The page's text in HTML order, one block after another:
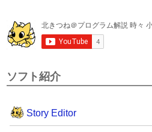
ソフト紹介
Story Editor